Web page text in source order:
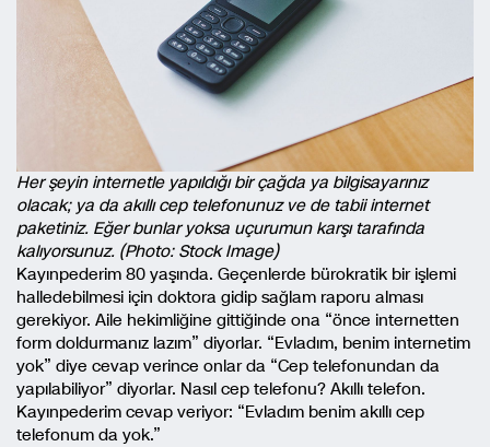
Her şeyin internetle yapıldığı bir çağda ya bilgisayarınız
olacak; ya da akıllı cep telefonunuz ve de tabii internet
paketiniz. Eğer bunlar yoksa uçurumun karşı tarafında
kalıyorsunuz. (Photo: Stock Image)
Kayınpederim 80 yaşında. Geçenlerde bürokratik bir işlemi
halledebilmesi için doktora gidip sağlam raporu alması
gerekiyor. Aile hekimliğine gittiğinde ona “önce internetten
form doldurmanız lazım” diyorlar. “Evladım, benim internetim
yok” diye cevap verince onlar da “Cep telefonundan da
yapılabiliyor” diyorlar. Nasıl cep telefonu? Akıllı telefon.
Kayınpederim cevap veriyor: “Evladım benim akıllı cep
telefonum da yok.”